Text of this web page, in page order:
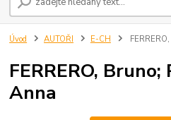
Úvod AUTOŘI E-CH
FERRERO, Bruno;
Anna